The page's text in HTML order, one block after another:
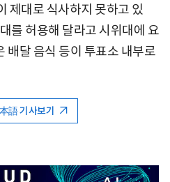
제대로 식사하지 못하고 있
를 허용해 달라고 시위대에 요
배달 음식 등이 투표소 내부로
語 기사보기